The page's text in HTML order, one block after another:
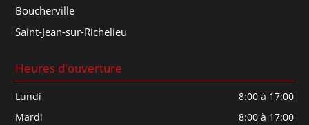
Boucherville
Saint-Jean-sur-Richelieu
Heures d'ouverture
Lundi
8:00 à 17:00
Mardi
8:00 à 17:00